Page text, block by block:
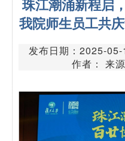
珠江潮涌新程启
我院师生员工共
发布日期：2025-
作者： 来源